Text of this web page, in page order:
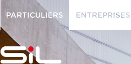
PARTICULIERS
PARTICULIERS
ENTREPRISES
ENTREPRISES